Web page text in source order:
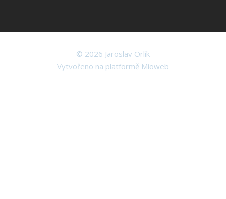
© 2026 Jaroslav Orlík
Vytvořeno na platformě Mioweb